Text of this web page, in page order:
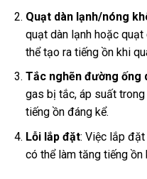
Quạt dàn lạnh/nóng
quạt dàn lạnh hoặc
thể tạo ra tiếng ồn khi
Tắc nghẽn đường ống
gas bị tắc, áp suất
tiếng ồn đáng kể.
Lỗi lắp đặt: Việc lắp
có thể làm tăng tiếng ồn